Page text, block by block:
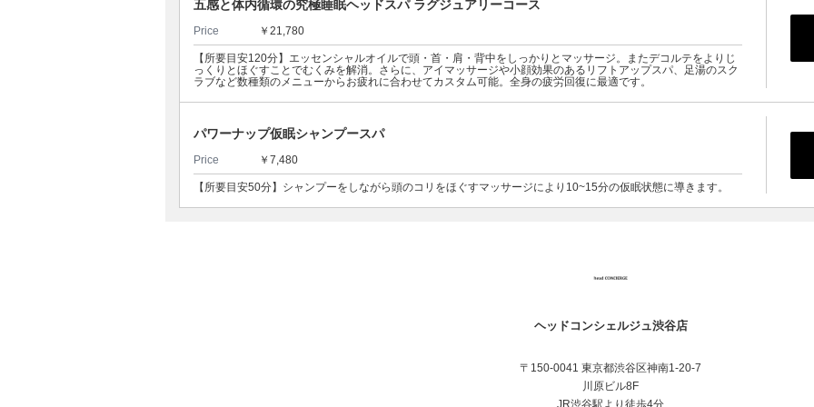
五感と体内循環の究極睡眠ヘッドスパ ラグジュアリーコース
Price ￥21,780
【所要目安120分】エッセンシャルオイルで頭・首・肩・背中をしっかりとマッサージ。またデコルテをよりじ
っくりとほぐすことでむくみを解消。さらに、アイマッサージや小顔効果のあるリフトアップスパ、足湯のスク
ラブなど数種類のメニューからお疲れに合わせてカスタム可能。全身の疲労回復に最適です。
パワーナップ仮眠シャンプースパ
Price ￥7,480
【所要目安50分】シャンプーをしながら頭のコリをほぐすマッサージにより10~15分の仮眠状態に導きます。
ヘッドコンシェルジュ渋谷店
〒150-0041 東京都渋谷区神南1-20-7
川原ビル8F
JR渋谷駅より徒歩4分